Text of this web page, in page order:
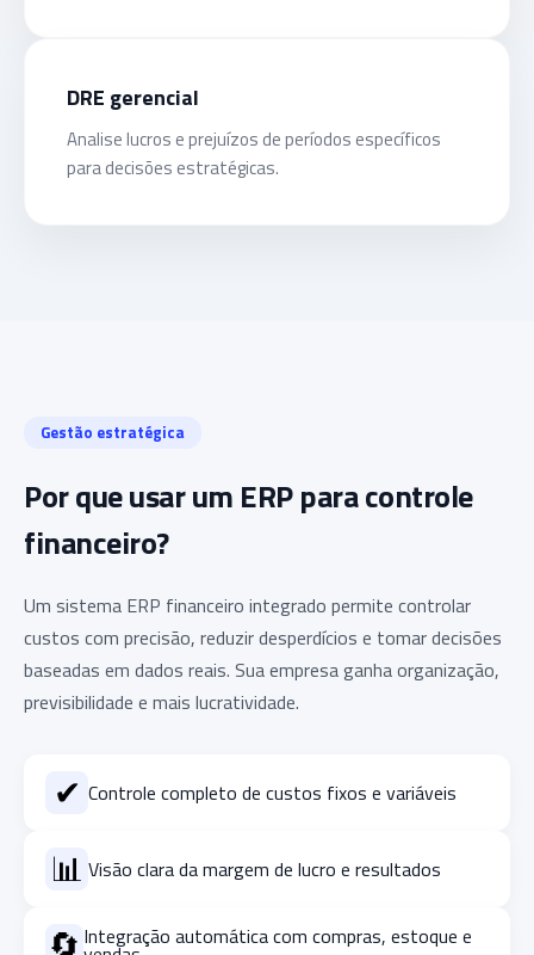
DRE gerencial
Analise lucros e prejuízos de períodos específicos
para decisões estratégicas.
Gestão estratégica
Por que usar um ERP para controle
financeiro?
Um sistema ERP financeiro integrado permite controlar
custos com precisão, reduzir desperdícios e tomar decisões
baseadas em dados reais. Sua empresa ganha organização,
previsibilidade e mais lucratividade.
✔ Controle completo de custos fixos e variáveis
📊 Visão clara da margem de lucro e resultados
Integração automática com compras, estoque e